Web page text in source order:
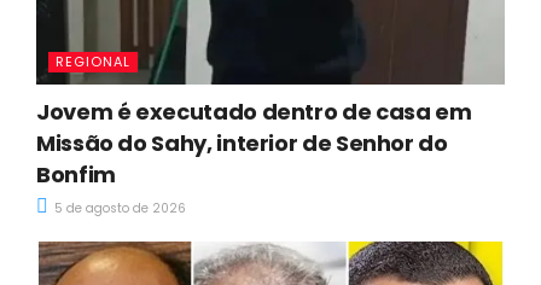
REGIONAL
Jovem é executado dentro de casa em
Missão do Sahy, interior de Senhor do
Bonfim
5 de agosto de 2026